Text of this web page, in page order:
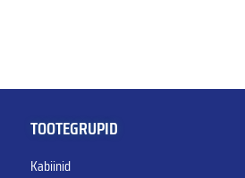
TOOTEGRUPID
Kabiinid